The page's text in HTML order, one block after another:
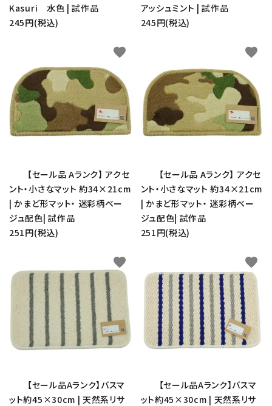
Kasuri 水色 | 試作品
245円(税込)
アッシュミント | 試作品
245円(税込)
【セール品 Aランク】 アクセ
ント・小さなマット 約34×21cm
| かまど形マット・ 迷彩柄ベー
ジュ配色| 試作品
251円(税込)
favorite
【セール品 Aランク】 アクセ
ント・小さなマット 約34×21cm
| かまど形マット・ 迷彩柄ベー
ジュ配色| 試作品
251円(税込)
favorite
【セール品Aランク】バスマ
ット約45×30cm | 天然系リサ
favorite
【セール品Aランク】バスマ
ット約45×30cm | 天然系リサ
favorite